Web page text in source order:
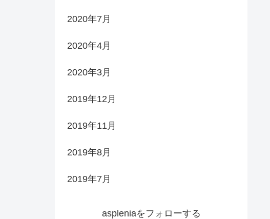
2020年7月
2020年4月
2020年3月
2019年12月
2019年11月
2019年8月
2019年7月
aspleniaをフォローする